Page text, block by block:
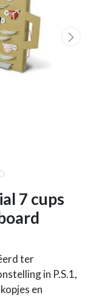
7 cups
ter
in P.S.1,
en